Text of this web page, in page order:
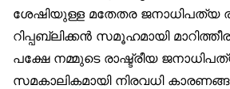
ശേഷിയുള്ള മതേതര ജനാധിപത്യ
റിപ്പബ്ലിക്കൻ സമൂഹമായി
പക്ഷേ നമ്മുടെ രാഷ്ട്രീയ
സമകാലികമായി നിരവധി